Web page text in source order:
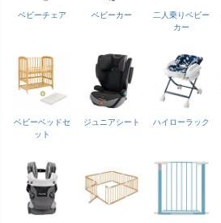
ベビーチェア ベビーカー
二人乗りベビー
カー
ベビーベッドセ
ット
ジュニアシート ハイローラック